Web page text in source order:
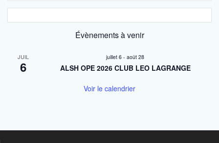
Évènements à venir
JUIL
6
juillet 6 - août 28
ALSH OPE 2026 CLUB LEO LAGRANGE
Voir le calendrier